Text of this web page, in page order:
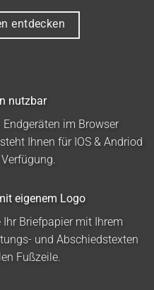
entdecken
nutzbar
im Browser
Ihnen für IOS & Andriod
eigenem Logo
Ihr Briefpapier mit Ihrem
und Abschiedstexten
Fußzeile.